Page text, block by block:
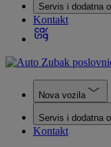
Servis i dodatna
Kontakt
Nova vozila
Servis i dodatna
Kontakt